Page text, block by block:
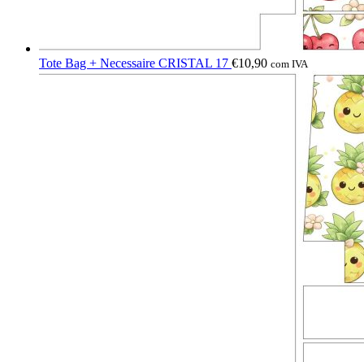
Tote Bag + Necessaire CRISTAL 17 €10,90 com IVA